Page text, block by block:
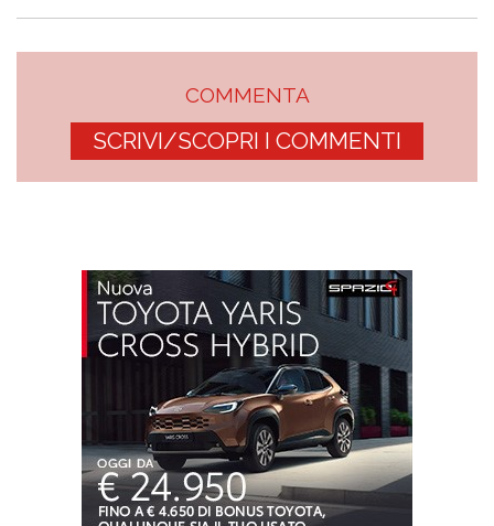
COMMENTA
SCRIVI/SCOPRI I COMMENTI